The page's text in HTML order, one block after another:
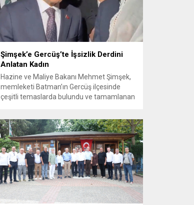
başladı; taraflar birbirlerini sert ifadelerle
eleştirdi. Tartışma...
Şimşek’e Gercüş’te İşsizlik Derdini
Anlatan Kadın
Hazine ve Maliye Bakanı Mehmet Şimşek,
memleketi Batman’ın Gercüş ilçesinde
çeşitli temaslarda bulundu ve tamamlanan
esnada bir yaşlı kadının çocuklarının
işsizliğine dair yakınmasını dinledi. Kadının
dertlerini Kürtçe olarak doğrudan Bakan
Şimşek’e aktarması, orada bulunanların
ilgisini çekti. Şimşek ise samimi bir...